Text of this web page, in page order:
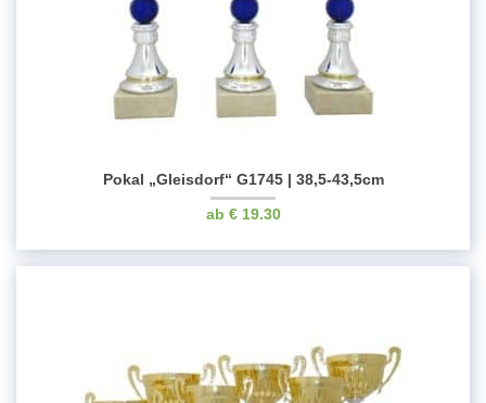
Pokal „Gleisdorf“ G1745 | 38,5-43,5cm
€19.30